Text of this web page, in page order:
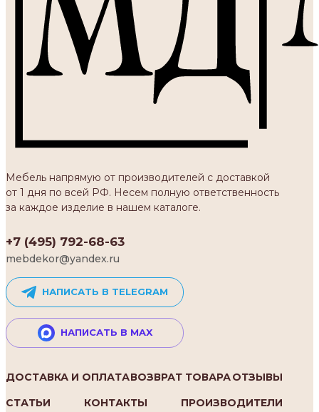
Мебель напрямую от производителей с доставкой
от 1 дня по всей РФ. Несем полную ответственность
за каждое изделие в нашем каталоге.
+7 (495) 792-68-63
mebdekor@yandex.ru
НАПИСАТЬ В TELEGRAM
НАПИСАТЬ В MAX
ДОСТАВКА И ОПЛАТАВОЗВРАТ ТОВАРАОТЗЫВЫ
СТАТЬИ
КОНТАКТЫ ПРОИЗВОДИТЕЛИ